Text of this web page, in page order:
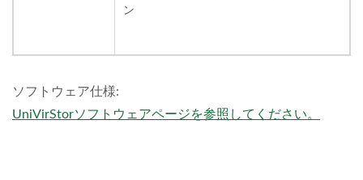
ン
ソフトウェア仕様:
UniVirStorソフトウェアページを参照してください。